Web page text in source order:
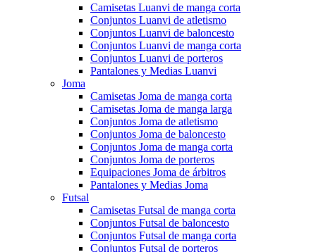
Camisetas Luanvi de manga corta
Conjuntos Luanvi de atletismo
Conjuntos Luanvi de baloncesto
Conjuntos Luanvi de manga corta
Conjuntos Luanvi de porteros
Pantalones y Medias Luanvi
Joma
Camisetas Joma de manga corta
Camisetas Joma de manga larga
Conjuntos Joma de atletismo
Conjuntos Joma de baloncesto
Conjuntos Joma de manga corta
Conjuntos Joma de porteros
Equipaciones Joma de árbitros
Pantalones y Medias Joma
Futsal
Camisetas Futsal de manga corta
Conjuntos Futsal de baloncesto
Conjuntos Futsal de manga corta
Conjuntos Futsal de porteros